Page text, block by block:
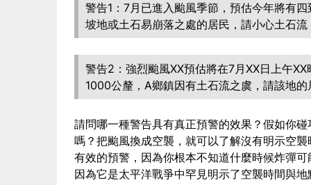
警告1：7月已進入颱風季節，預估今年將有
坡地或土石易崩落之處的居民，請小心土石
警告2：強烈颱風XX預估將在7月XX日上午
1000公釐，A鄉鎮因有土石流之虞，請該地
請問哪一種警告具有真正預警的效果？假如你
嗎？把颱風換成空襲，就可以了解沒有明示空
有效的預警，因為你根本不知道什麼時候炸彈
因為它是太平洋戰爭中罕見明示了空襲時間與